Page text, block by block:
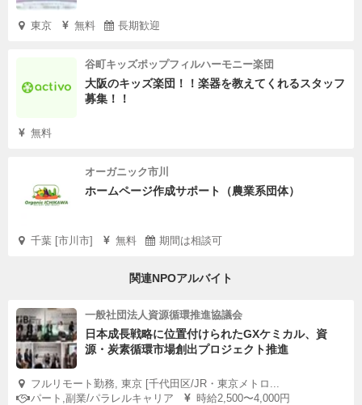
東京 無料 長期歓迎
谷町キッズポップフィルハーモニー楽団
大阪のキッズ楽団！！楽器を教えてくれるスタッフ
募集！！
無料
オーガニック市川
ホームページ作成サポート（農業系団体）
千葉 [市川市] 無料 期間は相談可
関連NPOアルバイト
一般社団法人資源循環推進協議会
日本成長戦略に位置付けられたGXケミカル、資
源・炭素循環市場創出プロジェクト推進
フルリモート勤務, 東京 [千代田区/JR・東京メトロ...
パート,副業/パラレルキャリア
時給2,500〜4,000円